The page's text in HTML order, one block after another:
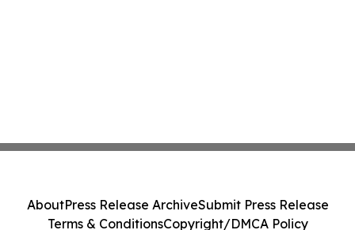
AboutPress Release ArchiveSubmit Press Release
Terms & ConditionsCopyright/DMCA Policy